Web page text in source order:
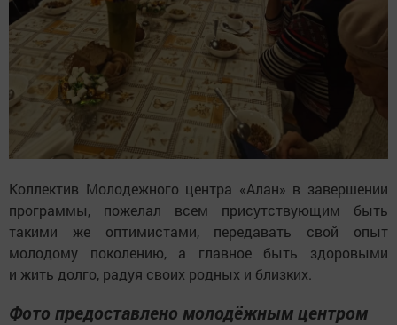
Коллектив Молодежного центра «Алан» в завершении
программы, пожелал всем присутствующим быть
такими же оптимистами, передавать свой опыт
молодому поколению, а главное быть здоровыми
и жить долго, радуя своих родных и близких.
Фото предоставлено молодёжным центром